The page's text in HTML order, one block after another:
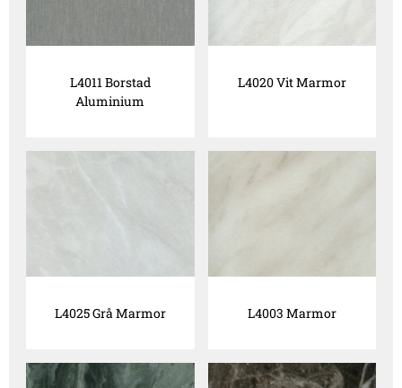
L4011 Borstad
Aluminium
L4020 Vit Marmor
L4025 Grå Marmor L4003 Marmor